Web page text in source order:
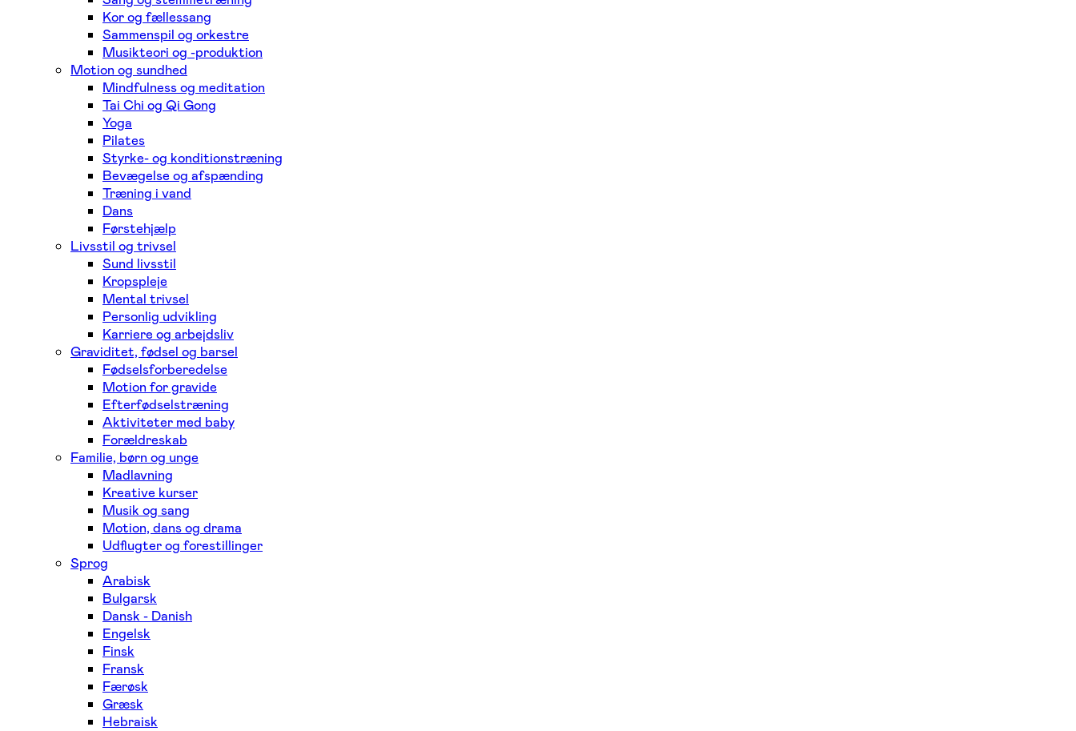
Kor og fællessang
Sammenspil og orkestre
Musikteori og -produktion
Motion og sundhed
Mindfulness og meditation
Tai Chi og Qi Gong
Yoga
Pilates
Styrke- og konditionstræning
Bevægelse og afspænding
Træning i vand
Dans
Førstehjælp
Livsstil og trivsel
Sund livsstil
Kropspleje
Mental trivsel
Personlig udvikling
Karriere og arbejdsliv
Graviditet, fødsel og barsel
Fødselsforberedelse
Motion for gravide
Efterfødselstræning
Aktiviteter med baby
Forældreskab
Familie, børn og unge
Madlavning
Kreative kurser
Musik og sang
Motion, dans og drama
Udflugter og forestillinger
Sprog
Arabisk
Bulgarsk
Dansk - Danish
Engelsk
Finsk
Fransk
Færøsk
Græsk
Hebraisk